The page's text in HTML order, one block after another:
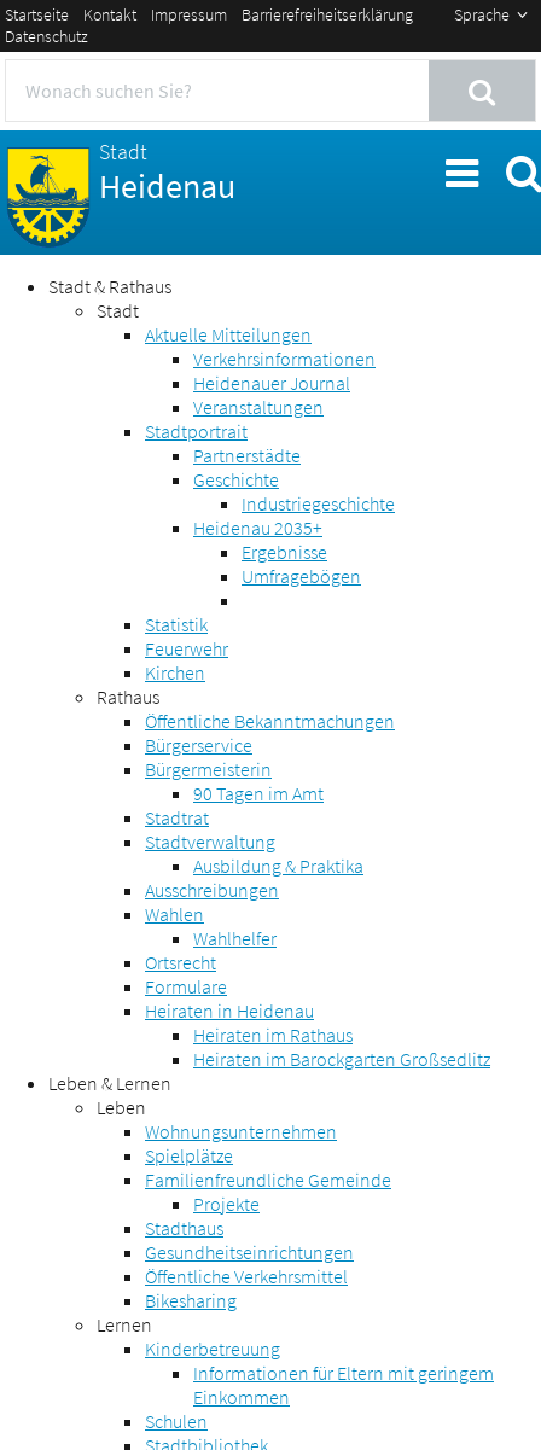
Sprache
Startseite Kontakt Impressum
Barrierefreiheitserklärung
Datenschutz
Stadt
Heidenau
Stadt & Rathaus
Stadt
Aktuelle Mitteilungen
Verkehrsinformationen
Heidenauer Journal
Veranstaltungen
Stadtportrait
Partnerstädte
Geschichte
Industriegeschichte
Heidenau 2035+
Ergebnisse
Umfragebögen
Statistik
Feuerwehr
Kirchen
Rathaus
Öffentliche Bekanntmachungen
Bürgerservice
Bürgermeisterin
90 Tagen im Amt
Stadtrat
Stadtverwaltung
Ausbildung & Praktika
Ausschreibungen
Wahlen
Wahlhelfer
Ortsrecht
Formulare
Heiraten in Heidenau
Heiraten im Rathaus
Heiraten im Barockgarten Großsedlitz
Leben & Lernen
Leben
Wohnungsunternehmen
Spielplätze
Familienfreundliche Gemeinde
Projekte
Stadthaus
Gesundheitseinrichtungen
Öffentliche Verkehrsmittel
Bikesharing
Lernen
Kinderbetreuung
Informationen für Eltern mit geringem
Einkommen
Schulen